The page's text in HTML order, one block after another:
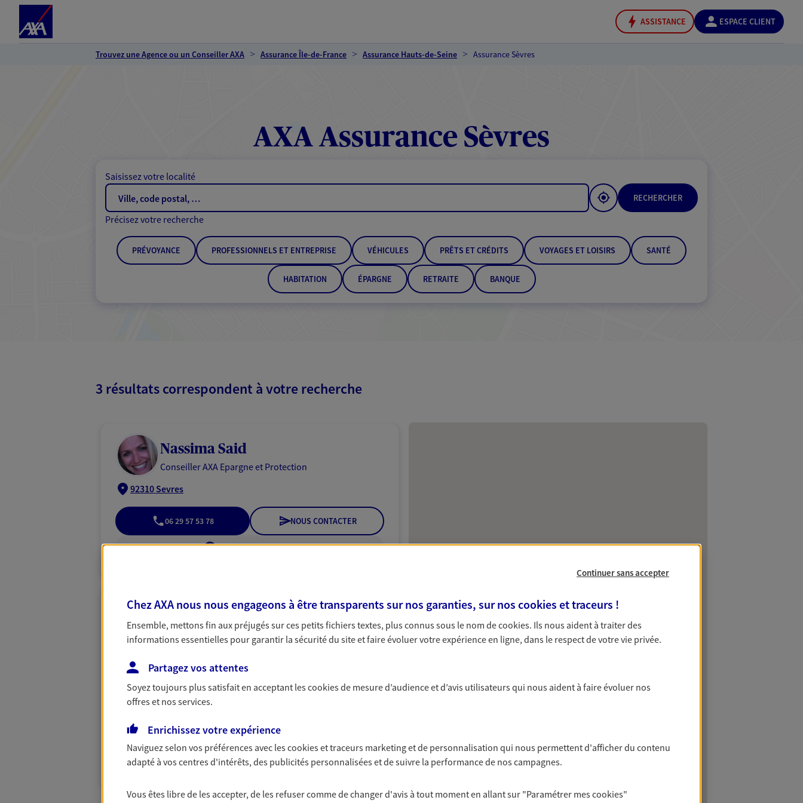
ASSISTANCE ESPACE CLIENT
Trouvez une Agence ou un Conseiller AXA Assurance Île-de-France Assurance Hauts-de-Seine Assurance Sèvres
AXA Assurance Sèvres
Saisissez votre localité
RECHERCHER
Précisez votre recherche
PRÉVOYANCE PROFESSIONNELS ET ENTREPRISE VÉHICULES PRÊTS ET CRÉDITS VOYAGES ET LOISIRS SANTÉ
HABITATION ÉPARGNE RETRAITE BANQUE
3 résultats correspondent à votre recherche
Nassima Said
Conseiller AXA Epargne et Protection
92310 Sevres
06 29 57 53 78 NOUS CONTACTER
VOIR NOTRE SITE WEB
Lackme Bruno
Agent général d'assurance exclusif AXA Prévoyance &
Patrimoine
Horaires :Fermé
Ouvre à 09:00
VOIR NOTRE SITE WEB
Continuer sans accepter
Chez AXA nous nous engageons à être transparents sur nos garanties, sur nos cookies et traceurs !
Ensemble, mettons fin aux préjugés sur ces petits fichiers textes, plus connus sous le nom decookies. Ils nous aident à traiter des
informations essentielles pour garantir la sécurité du site et faire évoluer votre expérience en ligne, dans le respect de votre vie privée.
Partagez vos attentes
Soyez toujours plus satisfait en acceptant lescookiesde mesure d’audience et d’avis utilisateurs qui nous aident à faire évoluer nos
offres et nos services.
Enrichissez votre expérience
Naviguez selon vos préférences avec lescookies et traceurs marketing et de personnalisation qui nous permettent d'afficher du contenu
adapté à vos centres d'intérêts, des publicités personnalisées et de suivre la performance de nos campagnes.
Vous êtes libre de les accepter, de les refuser comme de changer d'avis à tout moment en allant sur "Paramétrer mescookies"